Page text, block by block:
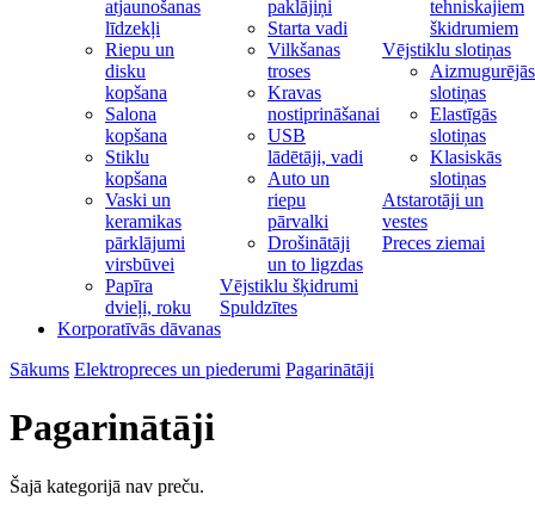
atjaunošanas
līdzekļi
Riepu un
disku
kopšana
Salona
kopšana
Stiklu
kopšana
Vaski un
keramikas
pārklājumi
virsbūvei
Papīra
dvieļi, roku
paklājiņi
Starta vadi
Vilkšanas
troses
Kravas
nostiprināšanai
USB
lādētāji, vadi
Auto un
riepu
pārvalki
Drošinātāji
un to ligzdas
Vējstiklu šķidrumi
Spuldzītes
tehniskajiem
škidrumiem
Vējstiklu slotiņas
Aizmugurējās
slotiņas
Elastīgās
slotiņas
Klasiskās
slotiņas
Atstarotāji un
vestes
Preces ziemai
Korporatīvās dāvanas
Sākums Elektropreces un piederumi Pagarinātāji
Pagarinātāji
Šajā kategorijā nav preču.